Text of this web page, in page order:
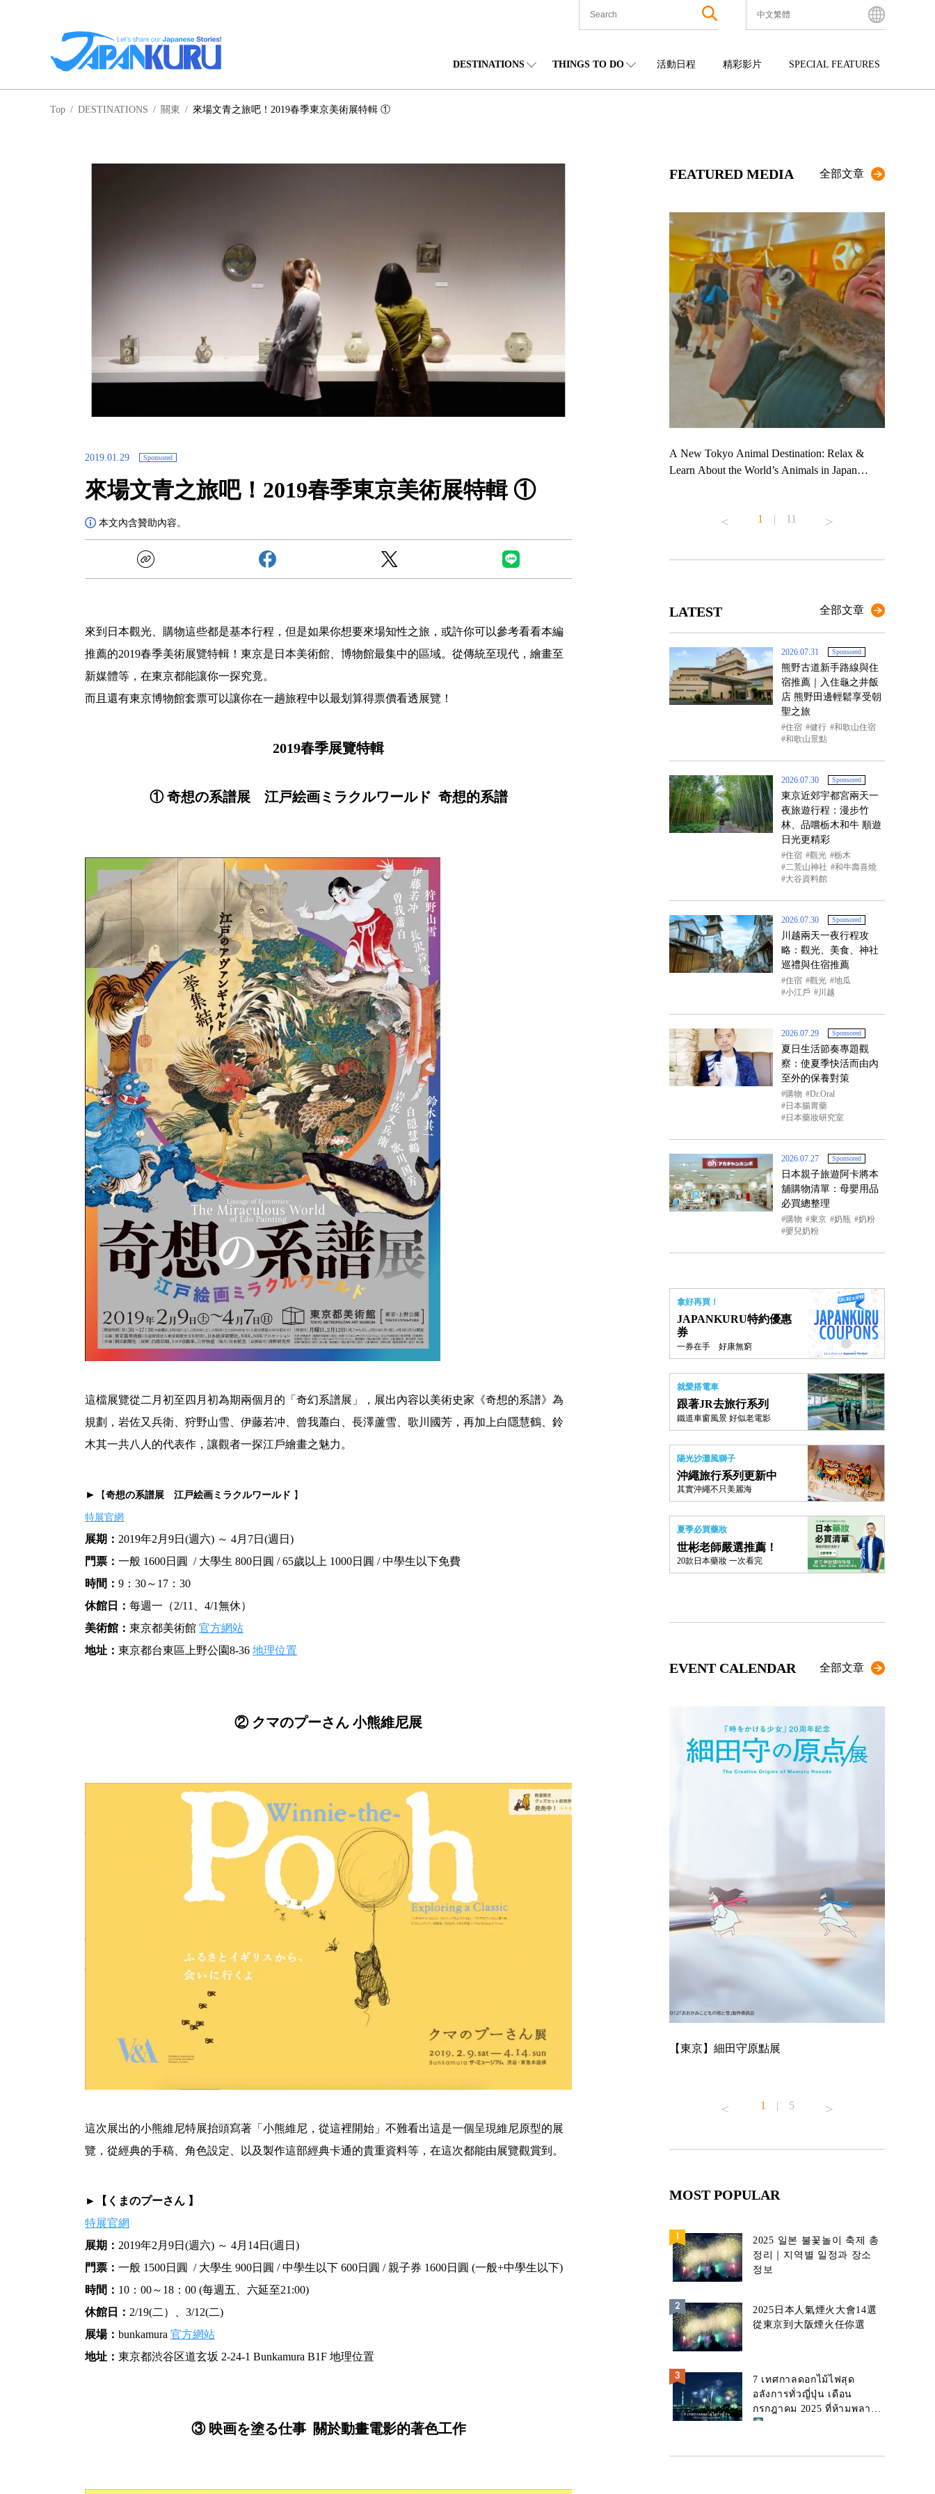
中文繁體
Tiếng Việt
DESTINATIONS
北海道
THINGS TO DO
購物
活動日程 精彩影片 SPECIAL FEATURES
Top / DESTINATIONS / 關東 / 來場文青之旅吧！2019春季東京美術展特輯 ①
2019.01.29 Sponsored
來場文青之旅吧！2019春季東京美術展特輯 ①
本文內含贊助內容。
來到日本觀光、購物這些都是基本行程，但是如果你想要來場知性之旅，或許你可以參考看看本編
推薦的2019春季美術展覽特輯！東京是日本美術館、博物館最集中的區域。從傳統至現代，繪畫至
新媒體等，在東京都能讓你一探究竟。
而且還有東京博物館套票可以讓你在一趟旅程中以最划算得票價看透展覽！
2019春季展覽特輯
① 奇想の系譜展 江戸絵画ミラクルワールド 奇想的系譜​
這檔展覽從二月初至四月初為期兩個月的「奇幻系譜展」，展出內容以美術史家《奇想的系譜》為
規劃，岩佐又兵衛、狩野山雪、伊藤若冲、曾我蕭白、長澤蘆雪、歌川國芳，再加上白隱慧鶴、鈴
木其一共八人的代表作，讓觀者一探江戶繪畫之魅力。
► 【奇想の系譜展 江戸絵画ミラクルワールド 】
特展官網
展期： 2019年2月9日(週六) ～ 4月7日(週日)
門票： 一般 1600日圓 / 大學生 800日圓 / 65歲以上 1000日圓 / 中學生以下免費
時間： 9：30～17：30
休館日： 每週一（2/11、4/1無休）
美術館： 東京都美術館 官方網站
地址： 東京都台東區上野公園8-36 地理位置
② クマのプーさん 小熊維尼展
這次展出的小熊維尼特展抬頭寫著「小熊維尼，從這裡開始」不難看出這是一個呈現維尼原型的展
覽，從經典的手稿、角色設定、以及製作這部經典卡通的貴重資料等，在這次都能由展覽觀賞到。
►【くまのプーさん 】
特展官網
展期： 2019年2月9日(週六) ～ 4月14日(週日)
門票： 一般 1500日圓 / 大學生 900日圓 / 中學生以下 600日圓 / 親子券 1600日圓 (一般+中學生以下)
時間： 10：00～18：00 (每週五、六延至21:00)
休館日： 2/19(二）、3/12(二)
展場： bunkamura 官方網站
地址： 東京都渋谷区道玄坂 2-24-1 Bunkamura B1F 地理位置
③ 映画を塗る仕事 關於動畫電影的著色工作
FEATURED MEDIA 全部文章
acclaimed immersive art and bringing it to
Japan's ancient capital. We can't wait to see it for
>> Find out more at Japankuru.com! (link in bio)
#japankuru #teamlab #teamlabbiovortex #kyoto
#kyototrip #japantravel #artnews
A New Tokyo Animal Destination: Relax &
Learn About the World’s Animals in Japan
#japantrip #카피바라 #애니터치 #아이와가볼
1 | 11
LATEST 全部文章
2026.07.31 Sponsored
熊野古道新手路線與住
宿推薦｜入住龜之井飯
店 熊野田邊輕鬆享受朝
聖之旅
住宿 健行
和歌山住宿
和歌山景點
2026.07.30 Sponsored
東京近郊宇都宮兩天一
夜旅遊行程：漫步竹
林、品嚐栃木和牛 順遊
日光更精彩
住宿 觀光
栃木
二荒山神社
和牛壽喜燒
大谷資料館
2026.07.30 Sponsored
川越兩天一夜行程攻
略：觀光、美食、神社
巡禮與住宿推薦
住宿 觀光
地瓜
小江戶
川越
2026.07.29 Sponsored
夏日生活節奏專題觀
察：使夏季快活而由內
至外的保養對策
購物
Dr.Oral
日本腸胃藥
日本藥妝研究室
2026.07.27 Sponsored
日本親子旅遊阿卡將本
舖購物清單：母嬰用品
必買總整理
購物 東京 奶瓶
奶粉
嬰兒奶粉
拿好再買！
JAPANKURU特約優惠
券
一券在手 好康無窮
就愛搭電車
跟著JR去旅行系列
鐵道車窗風景 好似老電影
陽光沙灘風獅子
沖繩旅行系列更新中
其實沖繩不只美麗海
夏季必買藥妝
世彬老師嚴選推薦！
20款日本藥妝 一次看完
EVENT CALENDAR 全部文章
【千葉】2026笠森觀音寺御開帳 【東京】細田守原點展
1 | 5
MOST POPULAR
2025 일본 불꽃놀이 축제 총
정리｜지역별 일정과 장소
정보
2025日本人氣煙火大會14選
從東京到大阪煙火任你選
7 เทศกาลดอกไม้ไฟสุด
อลังการทั่วญี่ปุ่น เดือน
กรกฎาคม 2025 ที่ห้ามพลาด!